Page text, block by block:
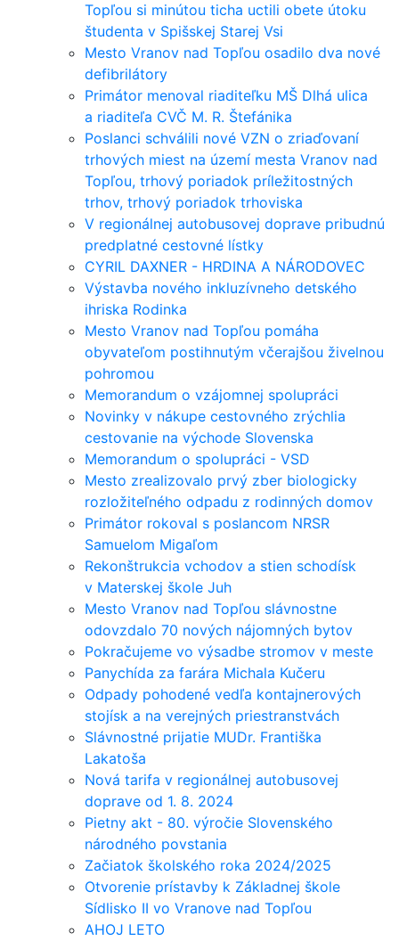
Topľou si minútou ticha uctili obete útoku
študenta v Spišskej Starej Vsi
Mesto Vranov nad Topľou osadilo dva nové
defibrilátory
Primátor menoval riaditeľku MŠ Dlhá ulica
a riaditeľa CVČ M. R. Štefánika
Poslanci schválili nové VZN o zriaďovaní
trhových miest na území mesta Vranov nad
Topľou, trhový poriadok príležitostných
trhov, trhový poriadok trhoviska
V regionálnej autobusovej doprave pribudnú
predplatné cestovné lístky
CYRIL DAXNER - HRDINA A NÁRODOVEC
Výstavba nového inkluzívneho detského
ihriska Rodinka
Mesto Vranov nad Topľou pomáha
obyvateľom postihnutým včerajšou živelnou
pohromou
Memorandum o vzájomnej spolupráci
Novinky v nákupe cestovného zrýchlia
cestovanie na východe Slovenska
Memorandum o spolupráci - VSD
Mesto zrealizovalo prvý zber biologicky
rozložiteľného odpadu z rodinných domov
Primátor rokoval s poslancom NRSR
Samuelom Migaľom
Rekonštrukcia vchodov a stien schodísk
v Materskej škole Juh
Mesto Vranov nad Topľou slávnostne
odovzdalo 70 nových nájomných bytov
Pokračujeme vo výsadbe stromov v meste
Panychída za farára Michala Kučeru
Odpady pohodené vedľa kontajnerových
stojísk a na verejných priestranstvách
Slávnostné prijatie MUDr. Františka
Lakatoša
Nová tarifa v regionálnej autobusovej
doprave od 1. 8. 2024
Pietny akt - 80. výročie Slovenského
národného povstania
Začiatok školského roka 2024/2025
Otvorenie prístavby k Základnej škole
Sídlisko II vo Vranove nad Topľou
AHOJ LETO